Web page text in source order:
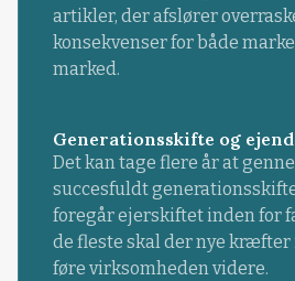
artikler, der afslører
konsekvenser for både
marked.
Generationsskifte og
Det kan tage flere år at
succesfuldt
foregår ejerskiftet inden for
de fleste skal der nye kræfter
føre virksomheden videre.